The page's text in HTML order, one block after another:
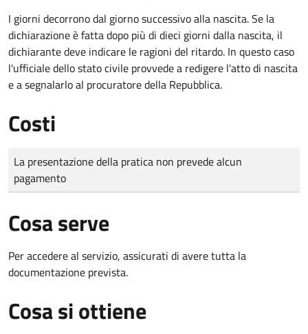
I giorni decorrono dal giorno successivo alla nascita. Se la
dichiarazione è fatta dopo più di dieci giorni dalla nascita, il
dichiarante deve indicare le ragioni del ritardo. In questo caso
l'ufficiale dello stato civile provvede a redigere l'atto di nascita
e a segnalarlo al procuratore della Repubblica.
Costi
Tipo di pagamento
Importo
La presentazione della pratica non prevede alcun
pagamento
Cosa serve
Per accedere al servizio, assicurati di avere tutta la
documentazione prevista.
Cosa si ottiene